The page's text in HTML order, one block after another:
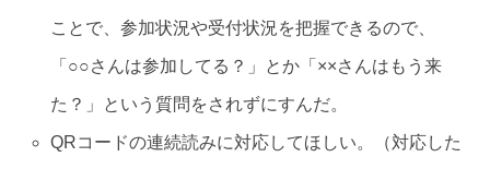
ことで、参加状況や受付状況を把握できるので、
「○○さんは参加してる？」とか「××さんはもう来
た？」という質問をされずにすんだ。
QRコードの連続読みに対応してほしい。（対応した